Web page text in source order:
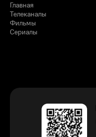
Главная
Телеканалы
Фильмы
Сериалы